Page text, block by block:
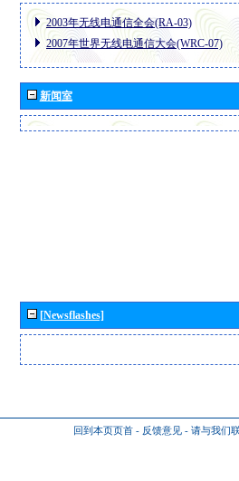
2003年无线电通信全会(RA-03)
2007年世界无线电通信大会(WRC-07)
新闻室
[Newsflashes]
回到本页页首 - 反馈意见 - 请与我们